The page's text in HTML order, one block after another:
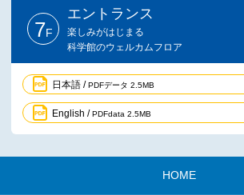
7F
エントランス
楽しみがはじまる
科学館のウェルカムフロア
日本語 /PDFデータ 2.5MB
English /PDFdata 2.5MB
HOME